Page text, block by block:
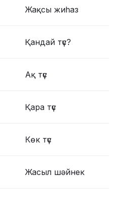
Жақсы жиһаз
Қандай түс?
Ақ түс
Қара түс
Көк түс
Жасыл шәйнек